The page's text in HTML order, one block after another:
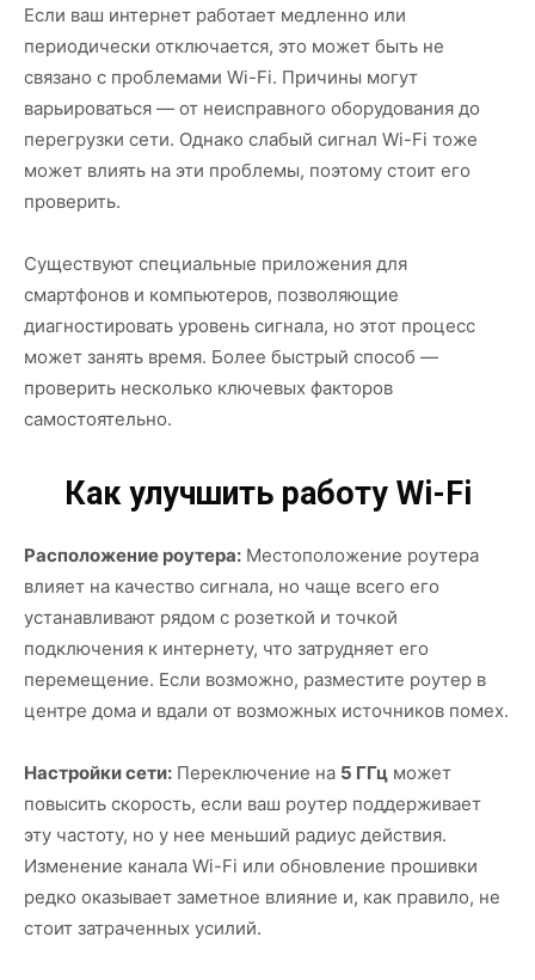
Если ваш интернет работает медленно или
периодически отключается, это может быть не
связано с проблемами Wi-Fi. Причины могут
варьироваться — от неисправного оборудования до
перегрузки сети. Однако слабый сигнал Wi-Fi тоже
может влиять на эти проблемы, поэтому стоит его
проверить.
Существуют специальные приложения для
смартфонов и компьютеров, позволяющие
диагностировать уровень сигнала, но этот процесс
может занять время. Более быстрый способ —
проверить несколько ключевых факторов
самостоятельно.
Как улучшить работу Wi-Fi
Расположение роутера: Местоположение роутера
влияет на качество сигнала, но чаще всего его
устанавливают рядом с розеткой и точкой
подключения к интернету, что затрудняет его
перемещение. Если возможно, разместите роутер в
центре дома и вдали от возможных источников помех.
Настройки сети: Переключение на 5 ГГц может
повысить скорость, если ваш роутер поддерживает
эту частоту, но у нее меньший радиус действия.
Изменение канала Wi-Fi или обновление прошивки
редко оказывает заметное влияние и, как правило, не
стоит затраченных усилий.